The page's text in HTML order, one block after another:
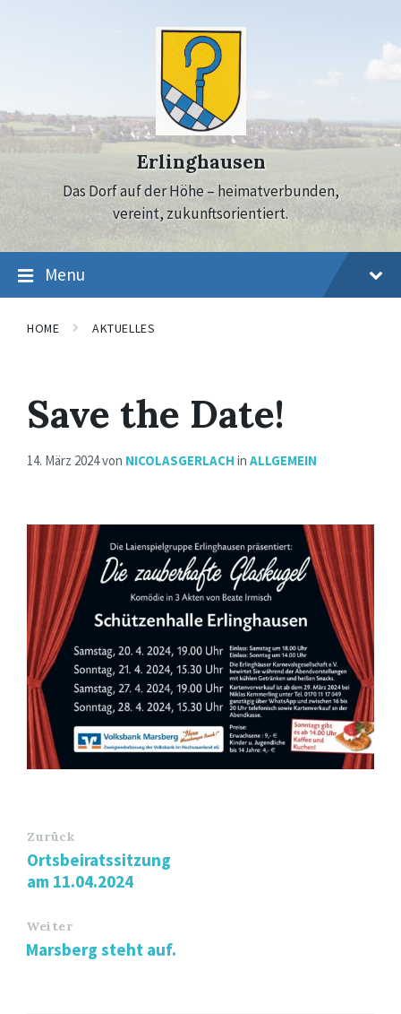
Erlinghausen
Das Dorf auf der Höhe – heimatverbunden,
vereint, zukunftsorientiert.
Menu
HOME AKTUELLES
Save the Date!
14. März 2024von NICOLASGERLACH in ALLGEMEIN
Zurück
Ortsbeiratssitzung
am 11.04.2024
Weiter
Marsberg steht auf.